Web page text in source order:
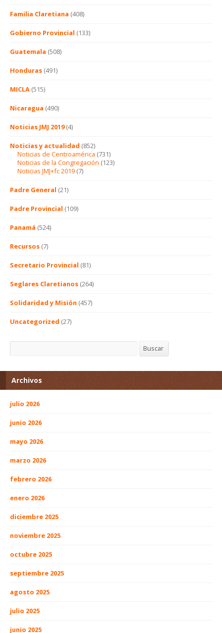
Familia Claretiana (408)
Gobierno Provincial (133)
Guatemala (508)
Honduras (491)
MICLA (515)
Nicaragua (490)
Noticias JMJ 2019(4)
Noticias y actualidad (852)
Noticias de Centroamérica (731)
Noticias de la Congregación (123)
Noticias JMJ+fc 2019 (7)
Padre General (21)
Padre Provincial (109)
Panamá (524)
Recursos (7)
Secretario Provincial (81)
Seglares Claretianos (264)
Solidaridad y Misión (457)
Uncategorized (27)
Buscar
Archivos
julio 2026
junio 2026
mayo 2026
marzo 2026
febrero 2026
enero 2026
diciembre 2025
noviembre 2025
octubre 2025
septiembre 2025
agosto 2025
julio 2025
junio 2025